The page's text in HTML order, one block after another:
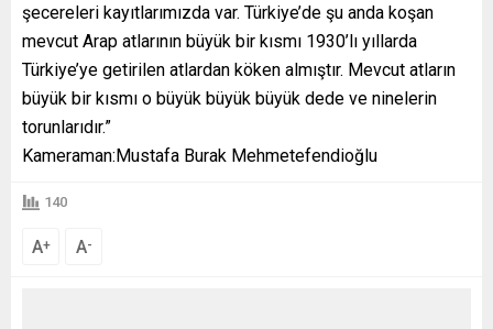
şecereleri kayıtlarımızda var. Türkiye’de şu anda koşan
mevcut Arap atlarının büyük bir kısmı 1930’lı yıllarda
Türkiye’ye getirilen atlardan köken almıştır. Mevcut atların
büyük bir kısmı o büyük büyük büyük dede ve ninelerin
torunlarıdır.”
Kameraman:Mustafa Burak Mehmetefendioğlu
140
A+ A-